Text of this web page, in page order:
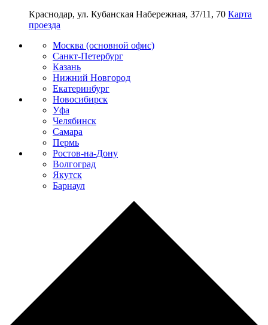
Краснодар, ул. Кубанская Набережная, 37/11, 70 Карта
проезда
Москва (основной офис)
Санкт-Петербург
Казань
Нижний Новгород
Екатеринбург
Новосибирск
Уфа
Челябинск
Самара
Пермь
Ростов-на-Дону
Волгоград
Якутск
Барнаул